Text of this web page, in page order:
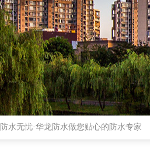
水无忧·华龙防水做您贴心的防水专家